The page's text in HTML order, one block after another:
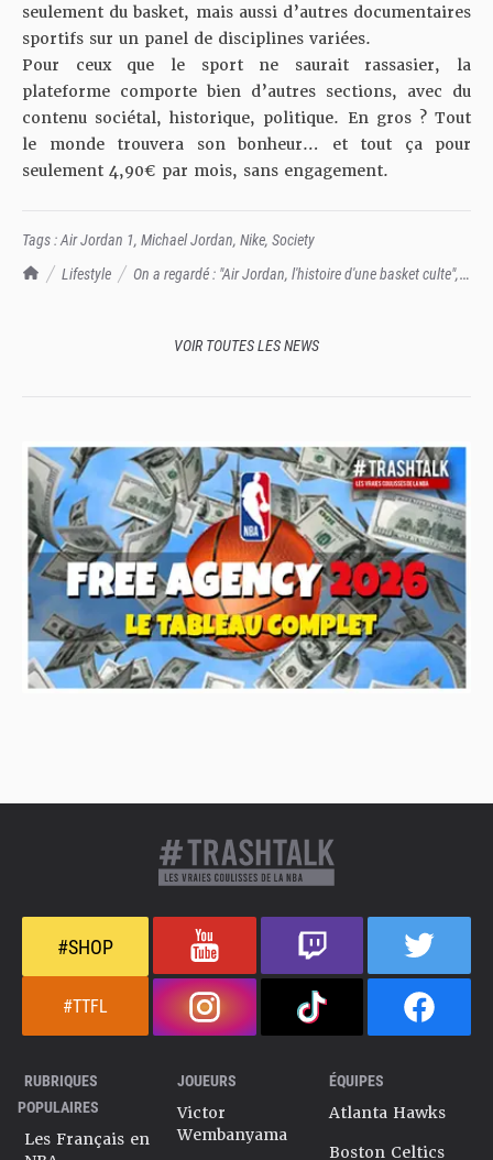
TrashTalk Actu NBA
Lifestyle
On a regardé : "Air Jordan, l'histoire d'une basket culte",
seulement du basket, mais aussi d’autres documentaires
sportifs sur un panel de disciplines variées.
Pour ceux que le sport ne saurait rassasier, la
plateforme comporte bien d’autres sections, avec du
contenu sociétal, historique, politique. En gros ? Tout
le monde trouvera son bonheur… et tout ça pour
seulement 4,90€ par mois, sans engagement.
Tags :Air Jordan 1, Michael Jordan, Nike, Society
VOIR TOUTES LES NEWS
#SHOP
#TTFL
RUBRIQUES
POPULAIRES
Les Français en
JOUEURS
Victor
Wembanyama
ÉQUIPES
Atlanta Hawks
Boston Celtics